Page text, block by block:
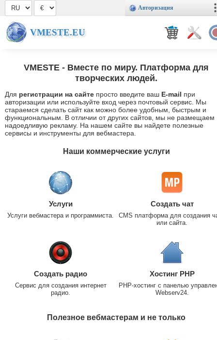
Авторизация
VMESTE.EU
VMESTE - Вместе по миру. Платформа для
творческих людей.
Для регистрации на сайте просто введите ваш E-mail при
авторизации или используйте вход через почтовый сервис. Мы
стараемся сделать сайт как можно более удобным, быстрым и
функциональным. В отличии от других сайтов, мы не размещаем
надоедливую рекламу. На нашем сайте вы найдете полезные
сервисы и инструменты для вебмастера.
Наши коммерческие услуги
Услуги
Услуги вебмастера и программиста.
Создать чат
CMS платформа для создания
или сайта.
Создать радио
Сервис для создания интернет
радио.
Хостинг PHP
PHP-хостинг с панелью
Webserv24.
Полезное вебмастерам и не только